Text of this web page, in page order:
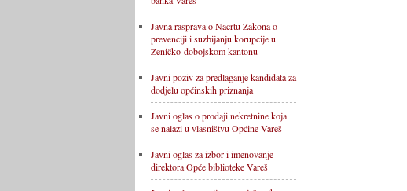
Javna rasprava o Nacrtu Zakona o
prevenciji i suzbijanju korupcije u
Zeničko-dobojskom kantonu
Javni poziv za predlaganje kandidata za
dodjelu općinskih priznanja
Javni oglas o prodaji nekretnine koja
se nalazi u vlasništvu Općine Vareš
Javni oglas za izbor i imenovanje
direktora Opće biblioteke Vareš